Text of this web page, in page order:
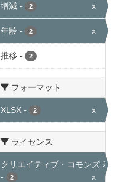
増減 - 2 x
年齢 - 2 x
推移 - 2
フォーマット
XLSX - 2 x
ライセンス
クリエイティブ・コモンズ 表示
-
2 x